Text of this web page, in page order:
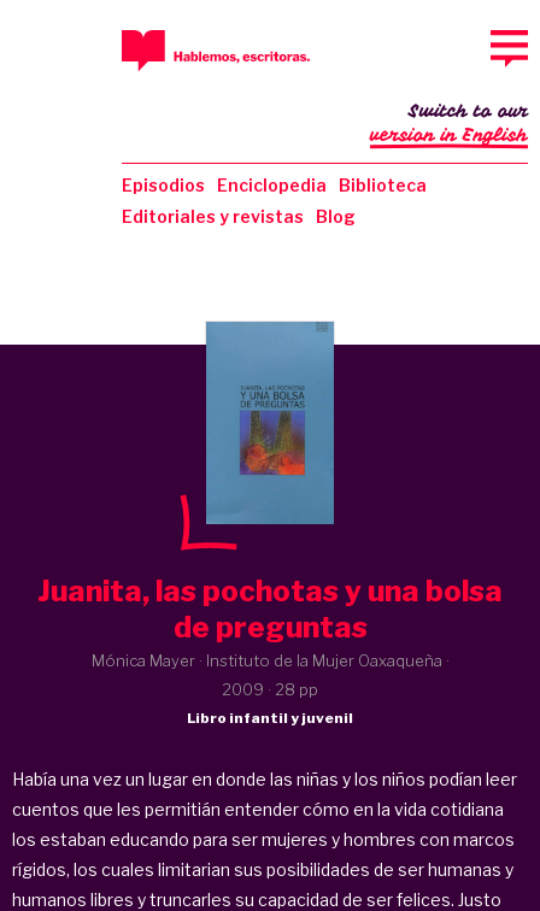
Episodios Enciclopedia
Biblioteca
Editoriales y revistas
Blog
Switch to our
version in English
Juanita, las pochotas y una bolsa
de preguntas
Mónica Mayer · Instituto de la Mujer Oaxaqueña ·
2009 · 28 pp
Libro infantil y juvenil
Había una vez un lugar en donde las niñas y los niños podían leer
cuentos que les permitián entender cómo en la vida cotidiana
los estaban educando para ser mujeres y hombres con marcos
rígidos, los cuales limitarian sus posibilidades de ser humanas y
humanos libres y truncarles su capacidad de ser felices. Justo